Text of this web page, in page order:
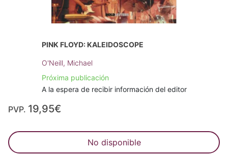
PINK FLOYD: KALEIDOSCOPE
O'Neill, Michael
Próxima publicación
A la espera de recibir información del editor
PVP. 19,95€
No disponible